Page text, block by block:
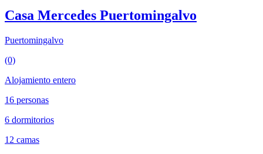
Casa Mercedes Puertomingalvo
Puertomingalvo
(0)
Alojamiento entero
16 personas
6 dormitorios
12 camas